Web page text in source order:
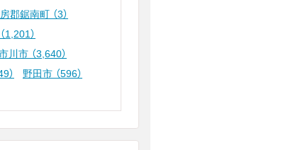
郡鋸南町 （3）
（1,201）
川市 （3,640）
） 野田市 （596）